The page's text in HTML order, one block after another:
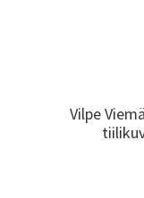
Vilpe
Vilpe